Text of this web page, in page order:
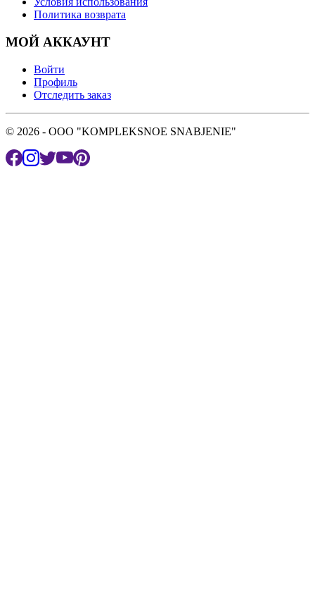
Политика возврата
МОЙ АККАУНТ
Войти
Профиль
Отследить заказ
© 2026 - OOO "KOMPLEKSNOE SNABJENIE"